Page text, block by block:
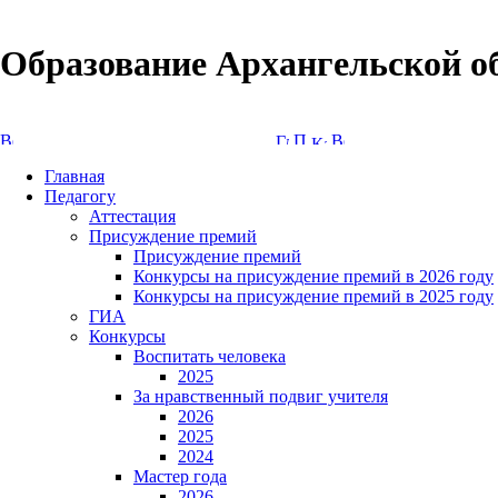
Образование Архангельской
Главная
Педагогу
Аттестация
Присуждение премий
Присуждение премий
Конкурсы на присуждение премий в 2026 году
Конкурсы на присуждение премий в 2025 году
ГИА
Конкурсы
Воспитать человека
2025
За нравственный подвиг учителя
2026
2025
2024
Мастер года